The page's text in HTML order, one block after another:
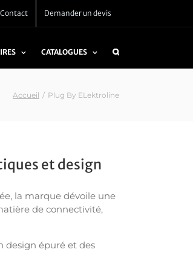
Contact Demander un devis
CATALOGUES
Accueil / Plug By ELektroline
et design
la marque dévoile une
de connectivité,
design épuré et des